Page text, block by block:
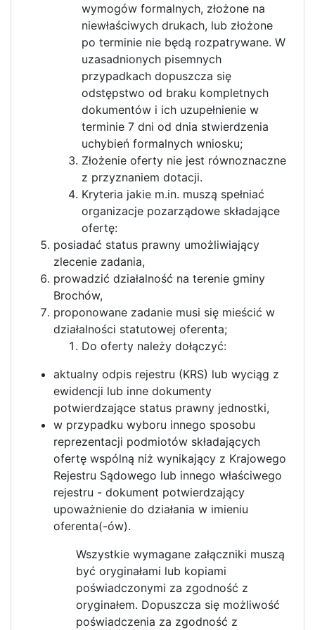
wymogów formalnych, złożone na
niewłaściwych drukach, lub złożone
po terminie nie będą rozpatrywane. W
uzasadnionych pisemnych
przypadkach dopuszcza się
odstępstwo od braku kompletnych
dokumentów i ich uzupełnienie w
terminie 7 dni od dnia stwierdzenia
uchybień formalnych wniosku;
Złożenie oferty nie jest równoznaczne
z przyznaniem dotacji.
Kryteria jakie m.in. muszą spełniać
organizacje pozarządowe składające
ofertę:
posiadać status prawny umożliwiający
zlecenie zadania,
prowadzić działalność na terenie gminy
Brochów,
proponowane zadanie musi się mieścić w
działalności statutowej oferenta;
Do oferty należy dołączyć:
aktualny odpis rejestru (KRS) lub wyciąg z
ewidencji lub inne dokumenty
potwierdzające status prawny jednostki,
w przypadku wyboru innego sposobu
reprezentacji podmiotów składających
ofertę wspólną niż wynikający z Krajowego
Rejestru Sądowego lub innego właściwego
rejestru - dokument potwierdzający
upoważnienie do działania w imieniu
oferenta(-ów).
Wszystkie wymagane załączniki muszą
być oryginałami lub kopiami
poświadczonymi za zgodność z
oryginałem. Dopuszcza się możliwość
poświadczenia za zgodność z